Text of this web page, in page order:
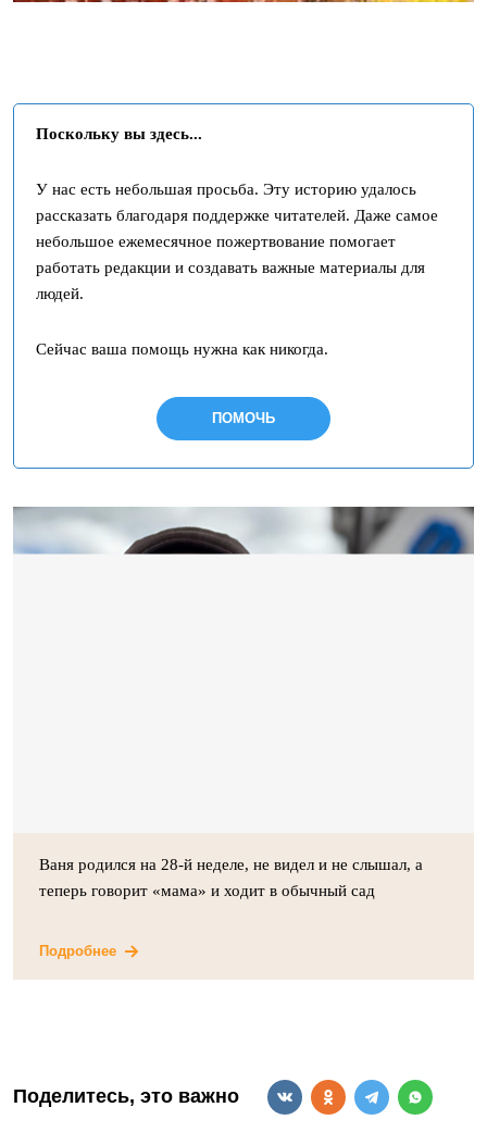
Поскольку вы здесь...
У нас есть небольшая просьба. Эту историю удалось
рассказать благодаря поддержке читателей. Даже самое
небольшое ежемесячное пожертвование помогает
работать редакции и создавать важные материалы для
людей.
Сейчас ваша помощь нужна как никогда.
ПОМОЧЬ
Ваня родился на 28-й неделе, не видел и не слышал, а
теперь говорит «мама» и ходит в обычный сад
Подробнее
Поделитесь, это важно